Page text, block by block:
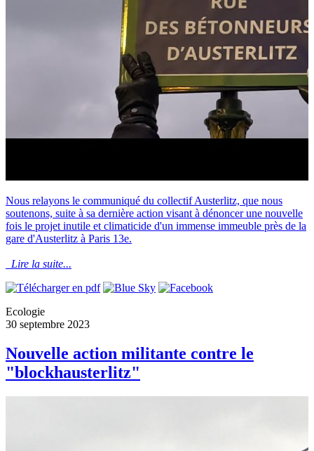
Nous relayons le communiqué du collectif Austerlitz, que nous
soutenons, suite à sa dernière action visant à dénoncer une nouvelle
fois le projet inutile et climaticide d'un immense immeuble près de la
gare d'Austerlitz à Paris 13e.
Lire la suite...
Ecologie
30 septembre 2023
Nouvelle action militante contre le
"blockhausterlitz"